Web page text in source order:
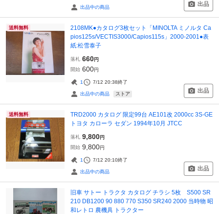
出品中の商品 出品
送料無料
2108MK●カタログ3枚セット「MINOLTA ミノルタ Ca
pios125s/VECTIS3000/Capios115s」2000-2001●表
紙:松雪泰子
落札 660円
開始 600円
1 7/12 20:38終了
出品中の商品 ストア 出品
送料無料
TRD2000 カタログ 限定99台 AE101改 2000cc 3S-GE
トヨタ カローラ セダン 1994年10月 JTCC
落札 9,800円
開始 9,800円
1 7/12 20:10終了
出品中の商品 出品
旧車 サトー トラクタ カタログ チラシ 5枚 S500 SR
210 DB1200 90 880 770 S350 SR240 2000 当時物 昭
和レトロ 農機具 トラクター